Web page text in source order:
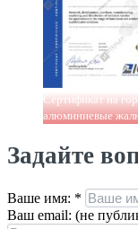
Сертификат на
алюминиевые
Задайте
Ваше имя: *
Ваш email: (не